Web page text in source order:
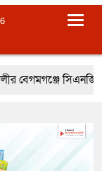
সিএনজিতে ১১